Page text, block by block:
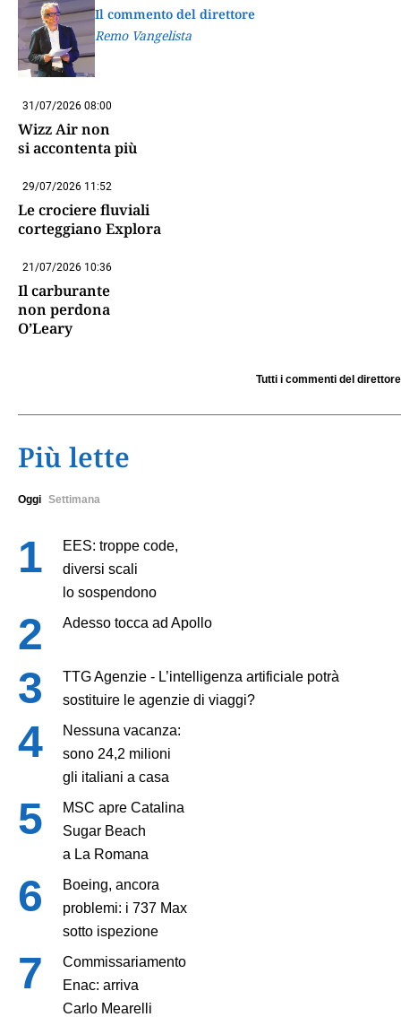
Il commento del direttore
Remo Vangelista
31/07/2026 08:00
Wizz Air non
si accontenta più
29/07/2026 11:52
Le crociere fluviali
corteggiano Explora
21/07/2026 10:36
Il carburante
non perdona
O’Leary
Tutti i commenti del direttore
Più lette
Oggi Settimana
EES: troppe code,
diversi scali
lo sospendono
Adesso tocca ad Apollo
TTG Agenzie - L’intelligenza artificiale potrà
sostituire le agenzie di viaggi?
Nessuna vacanza:
sono 24,2 milioni
gli italiani a casa
MSC apre Catalina
Sugar Beach
a La Romana
Boeing, ancora
problemi: i 737 Max
sotto ispezione
Commissariamento
Enac: arriva
Carlo Mearelli